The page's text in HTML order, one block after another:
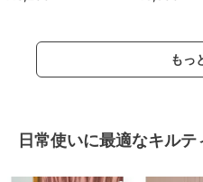
もっ
日常使いに最適なキルテ